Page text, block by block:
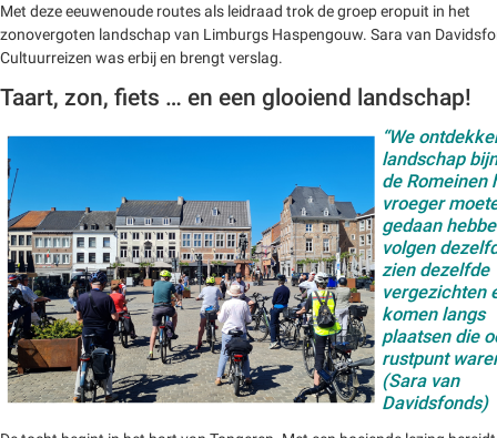
Met deze eeuwenoude routes als leidraad trok de groep eropuit in het
zonovergoten landschap van Limburgs Haspengouw. Sara van
Cultuurreizen was erbij en brengt verslag.
Taart, zon, fiets … en een glooiend landschap!
“We
landschap
de Romeinen
vroeger
gedaan
volgen
zien dezelfde
vergezichten
komen langs
plaatsen die
rustpunt
(Sara van
Davidsfonds)